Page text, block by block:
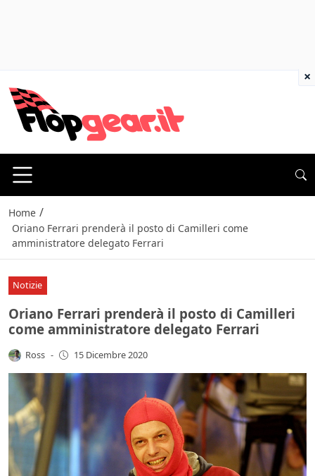
Home /
Oriano Ferrari prenderà il posto di Camilleri come
amministratore delegato Ferrari
Notizie
Oriano Ferrari prenderà il posto di Camilleri
come amministratore delegato Ferrari
Ross - 15 Dicembre 2020
×